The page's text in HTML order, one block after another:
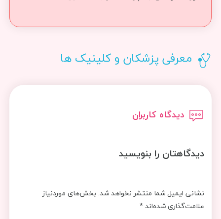
معرفی پزشکان و کلینیک ها
دیدگاه کاربران
دیدگاهتان را بنویسید
نشانی ایمیل شما منتشر نخواهد شد. بخش‌های موردنیاز
علامت‌گذاری شده‌اند*